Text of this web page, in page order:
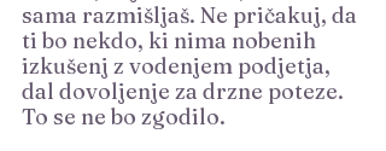
sama razmišljaš. Ne pričakuj, da
ti bo nekdo, ki nima nobenih
izkušenj z vodenjem podjetja,
dal dovoljenje za drzne poteze.
To se ne bo zgodilo.